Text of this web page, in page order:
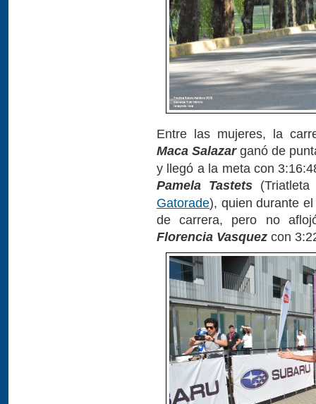
Entre las mujeres, la
Maca Salazarganó de
y llegó a la meta con
Pamela Tastets
Gatorade), quien durante
de carrera, pero no
Florencia Vasquez con